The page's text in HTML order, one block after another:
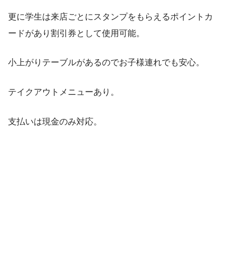
更に学生は来店ごとにスタンプをもらえるポイントカ
ードがあり割引券として使用可能。
小上がりテーブルがあるのでお子様連れでも安心。
テイクアウトメニューあり。
支払いは現金のみ対応。